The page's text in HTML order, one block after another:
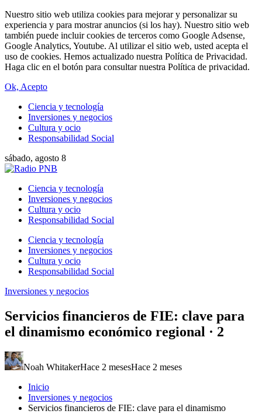
Nuestro sitio web utiliza cookies para mejorar y personalizar su
experiencia y para mostrar anuncios (si los hay). Nuestro sitio web
también puede incluir cookies de terceros como Google Adsense,
Google Analytics, Youtube. Al utilizar el sitio web, usted acepta el
uso de cookies. Hemos actualizado nuestra Política de Privacidad.
Haga clic en el botón para consultar nuestra Política de privacidad.
Ok, Acepto
Ciencia y tecnología
Inversiones y negocios
Cultura y ocio
Responsabilidad Social
sábado, agosto 8
Ciencia y tecnología
Inversiones y negocios
Cultura y ocio
Responsabilidad Social
Ciencia y tecnología
Inversiones y negocios
Cultura y ocio
Responsabilidad Social
Inversiones y negocios
Servicios financieros de FIE: clave para
el dinamismo económico regional · 2
Noah WhitakerHace 2 mesesHace 2 meses
Inicio
Inversiones y negocios
Servicios financieros de FIE: clave para el dinamismo